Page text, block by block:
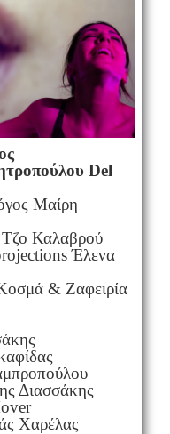
Del
Μαίρη
Τζο Καλαβρού
Έλενα
& Ζαφειρία
Διασσάκης
Χαρέλας